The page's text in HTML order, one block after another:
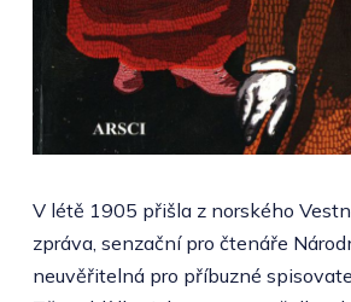
V létě 1905 přišla z norského
zpráva, senzační pro čtenáře
neuvěřitelná pro příbuzné